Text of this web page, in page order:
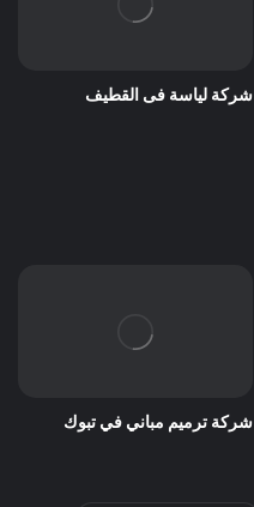
شركة لياسة فى القطيف
شركة ترميم مباني في تبوك